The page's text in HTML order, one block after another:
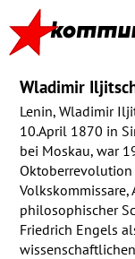
Wladimir
Lenin, Wladimir
10.April 1870 in
bei Moskau, war
Oktoberrevolution
philosophischer
Friedrich Engels